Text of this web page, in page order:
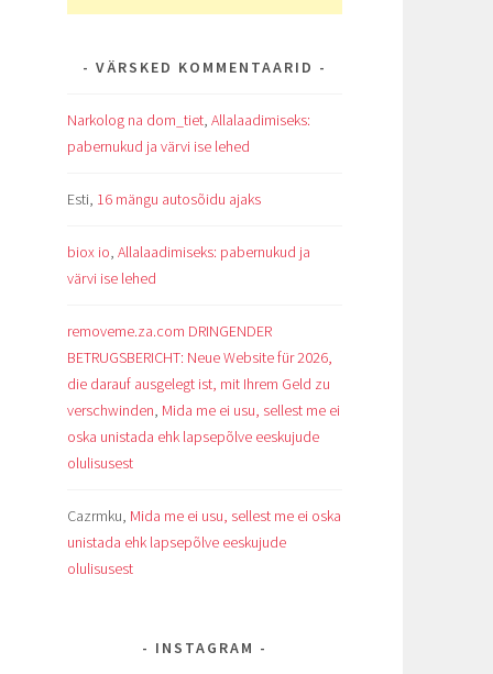
VÄRSKED KOMMENTAARID
Narkolog na dom_tiet, Allalaadimiseks:
pabernukud ja värvi ise lehed
Esti, 16 mängu autosõidu ajaks
biox io, Allalaadimiseks: pabernukud ja
värvi ise lehed
removeme.za.com DRINGENDER
BETRUGSBERICHT: Neue Website für 2026,
die darauf ausgelegt ist, mit Ihrem Geld zu
verschwinden, Mida me ei usu, sellest me ei
oska unistada ehk lapsepõlve eeskujude
olulisusest
Cazrmku, Mida me ei usu, sellest me ei oska
unistada ehk lapsepõlve eeskujude
olulisusest
INSTAGRAM